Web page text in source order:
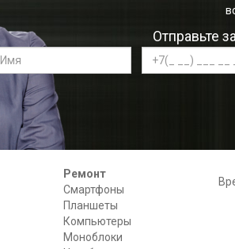
Отправьте
Ремонт
Смартфоны
Планшеты
Компьютеры
Моноблоки